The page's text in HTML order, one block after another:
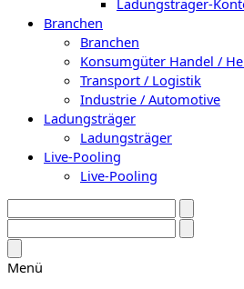
Branchen
Branchen
Konsumgüter Handel /
Transport / Logistik
Industrie / Automotive
Ladungsträger
Ladungsträger
Live-Pooling
Live-Pooling
Menü